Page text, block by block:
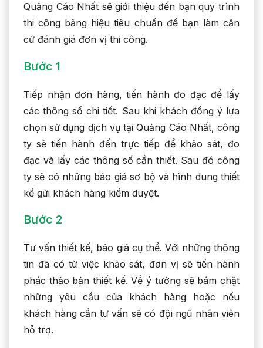
Quảng Cáo Nhất sẽ giới thiệu đến bạn quy trình
thi công bảng hiệu tiêu chuẩn để bạn làm căn
cứ đánh giá đơn vị thi công.
Bước 1
Tiếp nhận đơn hàng, tiến hành đo đạc để lấy
các thông số chi tiết. Sau khi khách đồng ý lựa
chọn sử dụng dịch vụ tại Quảng Cáo Nhất, công
ty sẽ tiến hành đến trực tiếp để khảo sát, đo
đạc và lấy các thông số cần thiết. Sau đó công
ty sẽ có những báo giá sơ bộ và hình dung thiết
kế gửi khách hàng kiểm duyệt.
Bước 2
Tư vấn thiết kế, báo giá cụ thể. Với những thông
tin đã có từ việc khảo sát, đơn vị sẽ tiến hành
phác thảo bản thiết kế. Về ý tưởng sẽ bám chặt
những yêu cầu của khách hàng hoặc nếu
khách hàng cần tư vấn sẽ có đội ngũ nhân viên
hỗ trợ.